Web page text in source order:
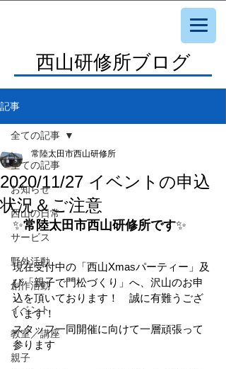
西山研修所ブログ
記事
全ての記事
お知らせ
西山の日常
サービス
野外活動
創作活動
イベント
教室／講座
親子
全ての記事
2020/11/27 イベントの申込
状況＆ご注意
常陸太田市西山研修所
✨常陸太田市西山研修所です✨
現在受付中の「西山Xmasパーティー」及
び「親子で門松づくり」へ、沢山のお申
込を頂いております！　誠に有難うござ
います！
スタッフ一同開催に向けて一層頑張って
参ります